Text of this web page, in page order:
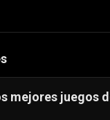
mejores juegos